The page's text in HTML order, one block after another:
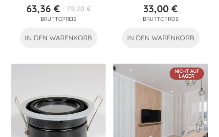
Preis
63,36 €Verkaufspreis
79,20 €
BRUTTOPREIS
IN DEN WARENKORB
Preis
33,00 €
BRUTTOPREIS
IN DEN WARENKORB
NICHT AUF
LAGER